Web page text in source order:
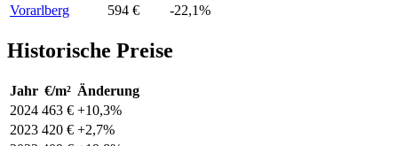
Vorarlberg
594 € -22,1%
Historische Preise
Jahr €/m² Änderung
2024 463 € +10,3%
2023 420 € +2,7%